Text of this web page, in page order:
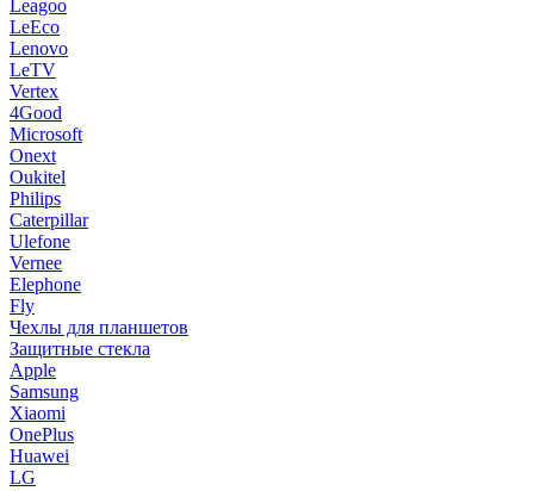
Leagoo
LeEco
Lenovo
LeTV
Vertex
4Good
Microsoft
Onext
Oukitel
Philips
Caterpillar
Ulefone
Vernee
Elephone
Fly
Чехлы для планшетов
Защитные стекла
Apple
Samsung
Xiaomi
OnePlus
Huawei
LG